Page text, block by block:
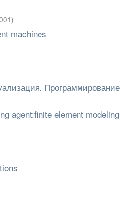
)
machines
Программирование
agent:finite element modeling